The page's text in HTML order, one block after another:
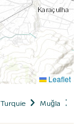
Leaflet
Turquie Muğla